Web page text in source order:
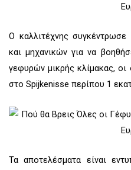
Ο καλλιτέχνης
και μηχανικών για να
γεφυρών μικρής κλίμακας,
στο Spijkenisse περίπου 1
Τα αποτελέσματα είναι